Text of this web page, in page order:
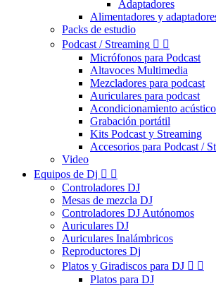
Adaptadores
Alimentadores y
Packs de estudio
Podcast / Streaming  
Micrófonos para Podcast
Altavoces Multimedia
Mezcladores para podcast
Auriculares para podcast
Acondicionamiento acústico
Grabación portátil
Kits Podcast y Streaming
Accesorios para Podcast /
Video
Equipos de Dj  
Controladores DJ
Mesas de mezcla DJ
Controladores DJ Autónomos
Auriculares DJ
Auriculares Inalámbricos
Reproductores Dj
Platos y Giradiscos para DJ  
Platos para DJ